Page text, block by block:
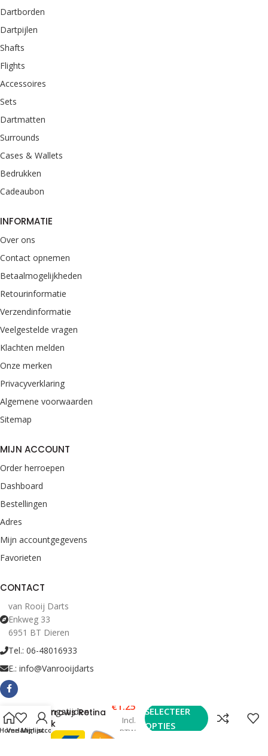
Dartborden
Dartpijlen
Shafts
Flights
Accessoires
Sets
Dartmatten
Surrounds
Cases & Wallets
Bedrukken
Cadeaubon
INFORMATIE
Over ons
Contact opnemen
Betaalmogelijkheden
Retourinformatie
Verzendinformatie
Veelgestelde vragen
Klachten melden
Onze merken
Privacyverklaring
Algemene voorwaarden
Sitemap
MIJN ACCOUNT
Order herroepen
Dashboard
Bestellingen
Adres
Mijn accountgegevens
Favorieten
CONTACT
van Rooij Darts
Enkweg 33
6951 BT Dieren
Tel.: 06-48016933
E.: info@Vanrooijdarts
Bekijk Openingstijden
Harrows Retina
Pink
€ 1.25
Incl.
BTW
SELECTEER
OPTIES
Verlanglijst
Mijn account